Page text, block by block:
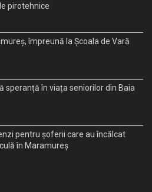
pirotehnice
împreună la Școala de Vară
speranță în viața seniorilor din Baia
pentru șoferii care au încălcat
în Maramureș